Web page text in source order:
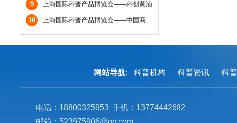
9 上海国际科普产品博览会——科创黄浦
10 上海国际科普产品博览会——中国商飞宇航科普中心
网站导航: 科普机构 科普资讯 科
电话：18800325953 手机：13774442682
邮箱：523975906@qq.com